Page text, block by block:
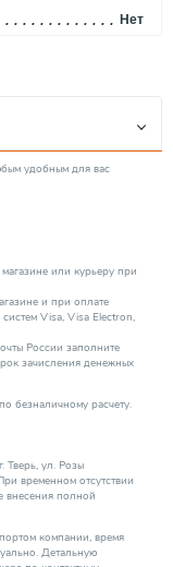
Нет
Италия
Открытая
Котлы
удобным для вас
или курьеру при
и при оплате
Visa, Visa Electron,
России заполните
зачисления денежных
безналичному расчету.
Тверь, ул. Розы
временном отсутствии
внесения полной
компании, время
Детальную